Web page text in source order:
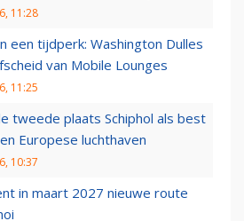
11:28
een tijdperk: Washington Dulles
van Mobile Lounges
11:25
tweede plaats Schiphol als best
Europese luchthaven
10:37
in maart 2027 nieuwe route